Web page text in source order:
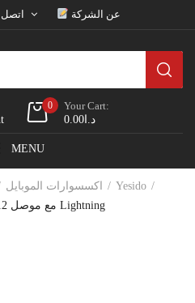
اتصل عن الشركة
0
Your Cart:
د.ا0.00
MENU
اكسسوارات الموبايل
Yesido
ميكروفون لاسلكي YESIDO KR12 مع موصل Lightning